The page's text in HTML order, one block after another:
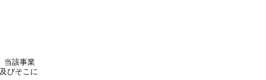
当該事業
びそこに